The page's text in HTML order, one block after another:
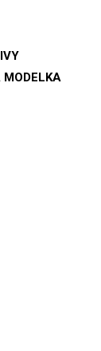
MODELKA